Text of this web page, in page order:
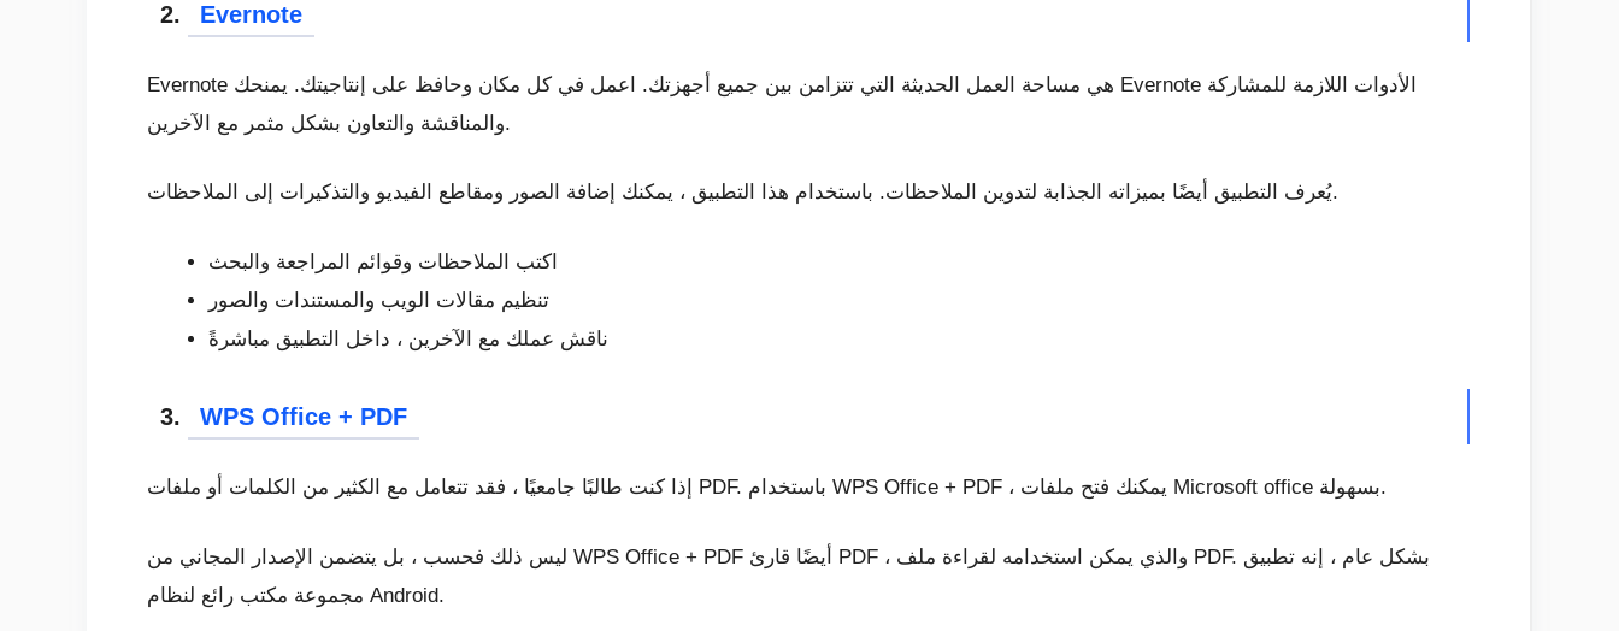
2. Evernote
Evernote هي مساحة العمل الحديثة التي تتزامن بين جميع أجهزتك. اعمل في كل مكان وحافظ على إنتاجيتك. يمنحك Evernote الأدوات اللازمة للمشاركة
والمناقشة والتعاون بشكل مثمر مع الآخرين.
يُعرف التطبيق أيضًا بميزاته الجذابة لتدوين الملاحظات. باستخدام هذا التطبيق ، يمكنك إضافة الصور ومقاطع الفيديو والتذكيرات إلى الملاحظات.
اكتب الملاحظات وقوائم المراجعة والبحث
تنظيم مقالات الويب والمستندات والصور
ناقش عملك مع الآخرين ، داخل التطبيق مباشرةً
3. WPS Office + PDF
إذا كنت طالبًا جامعيًا ، فقد تتعامل مع الكثير من الكلمات أو ملفات PDF. باستخدام WPS Office + PDF ، يمكنك فتح ملفات Microsoft office بسهولة.
ليس ذلك فحسب ، بل يتضمن الإصدار المجاني من WPS Office + PDF أيضًا قارئ PDF ، والذي يمكن استخدامه لقراءة ملف PDF. بشكل عام ، إنه تطبيق
مجموعة مكتب رائع لنظام Android.